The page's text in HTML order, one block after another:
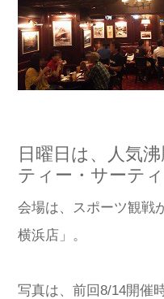
日曜日は、人気
ティー・サーティ
会場は、スポーツ観戦
横浜店」。
写真は、前回8/14開催